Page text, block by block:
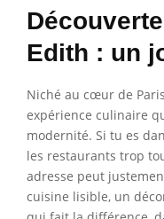
Edith : un
Niché au cœur de
expérience culinaire
modernité. Si tu es
les restaurants trop
adresse peut
cuisine lisible, un